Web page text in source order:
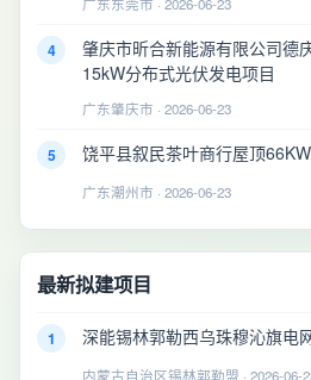
广东东莞市 · 2026-06-23
4
肇庆市昕合新能源有限公司德
15kW分布式光伏发电项目
广东肇庆市 · 2026-06-23
5 饶平县叙民茶叶商行屋顶
广东潮州市 · 2026-06-23
最新拟建项目
1 深能锡林郭勒西乌珠穆沁旗电
内蒙古自治区锡林郭勒盟 · 2026-06-